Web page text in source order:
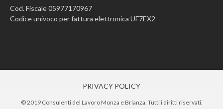
Cod. Fiscale 05977170967
Codice univoco per fattura elettronica UF7EX2
PRIVACY POLICY
© 2019 Consulenti del Lavoro Monza e Brianza. Tutti i diritti riservati.